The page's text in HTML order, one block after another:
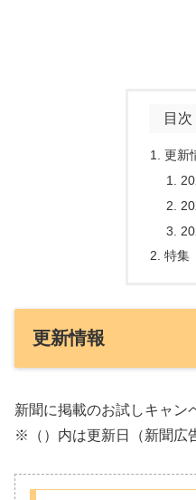
目次
更新
特集
更新情報
新聞に掲載のお試しキャン
※（）内は更新日（新聞広